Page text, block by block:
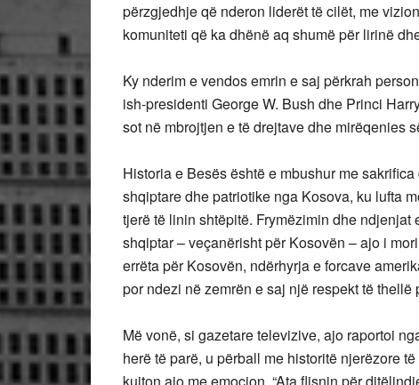
përzgjedhje që nderon liderët të cilët, me
komuniteti që ka dhënë aq shumë për lirinë
Ky nderim e vendos emrin e saj përkrah
ish-presidenti George W. Bush dhe Princi
sot në mbrojtjen e të drejtave dhe mirëqenies
Historia e Besës është e mbushur me
shqiptare dhe patriotike nga Kosova, ku lufta
tjerë të linin shtëpitë. Frymëzimin dhe
shqiptar – veçanërisht për Kosovën – ajo i
errëta për Kosovën, ndërhyrja e forcave
por ndezi në zemrën e saj një respekt të
Më vonë, si gazetare televizive, ajo raportoi
herë të parë, u përball me historitë njerëzore